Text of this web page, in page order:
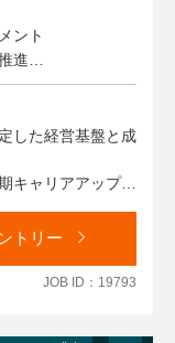
ント
進
支援
での助言
した経営基盤と成
キャリアアップや
トリー
JOB ID：19793